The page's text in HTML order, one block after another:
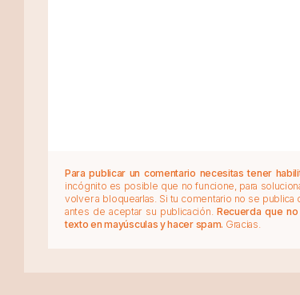
Para publicar un comentario necesitas tener
incógnito es posible que no funcione, para
volver a bloquearlas. Si tu comentario no se
antes de aceptar su publicación. Recuerda que
texto en mayúsculas y hacer spam. Gracias.